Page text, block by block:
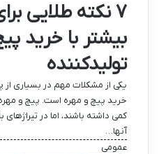
۷ نکته طلایی
بیشتر با خرید
تولیدکننده
یکی از مشکلات مهم در بسیاری از
خرید پیچ و مهره است. پیچ و
کمی داشته باشند، اما در تیراژهای
آنها…
عمومی